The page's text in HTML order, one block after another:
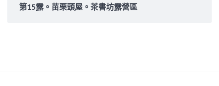
第15露。苗栗頭屋。茶書坊露營區